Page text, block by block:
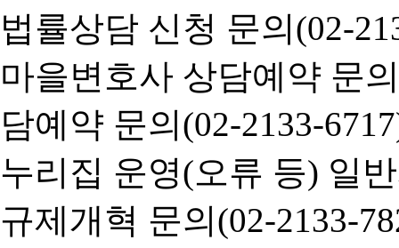
법률상담 신청 문의(02-
마을변호사 상담예약 문
담예약 문의(02-2133-
누리집 운영(오류 등) 일
규제개혁 문의(02-2133-